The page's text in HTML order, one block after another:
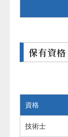
保有資格
資格
技術士